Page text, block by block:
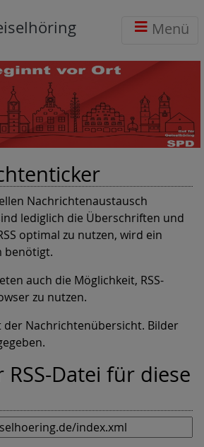
Menü
Nachrichtenaustausch
lediglich die Überschriften und
optimal zu nutzen, wird ein
benötigt.
auch die Möglichkeit, RSS-
zu nutzen.
Nachrichtenübersicht. Bilder
Datei für diese